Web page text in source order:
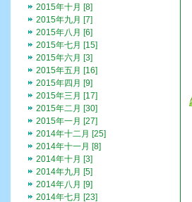
2015年十月 [8]
2015年九月 [7]
2015年八月 [6]
2015年七月 [15]
2015年六月 [3]
2015年五月 [16]
2015年四月 [9]
2015年三月 [17]
2015年二月 [30]
2015年一月 [27]
2014年十二月 [25]
2014年十一月 [8]
2014年十月 [3]
2014年九月 [5]
2014年八月 [9]
2014年七月 [23]